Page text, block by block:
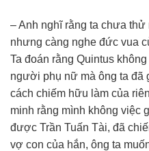
– Anh nghĩ rằng ta chưa
nhưng càng nghe đức vua
Ta đoán rằng Quintus
người phụ nữ mà ông ta đã
cách chiếm hữu làm của
minh rằng mình không việc
được Trần Tuấn Tài, đã
vợ con của hắn, ông ta